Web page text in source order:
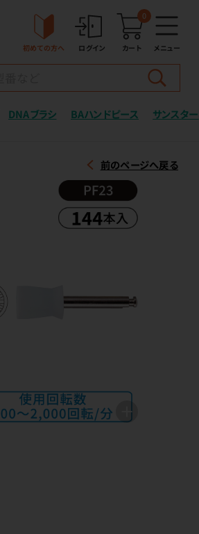
初めての方へ ログイン カート
0
メニュー
DNAブラシ BAハンドピース サンスター
前のページへ戻る